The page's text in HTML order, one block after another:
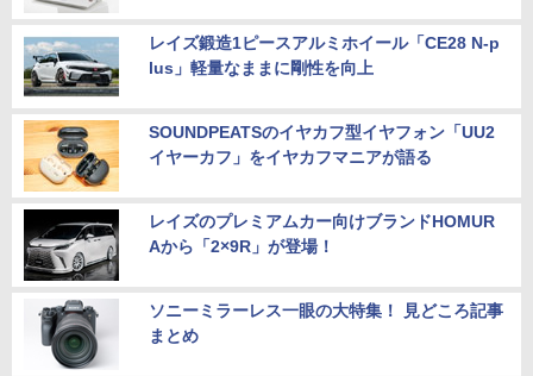
レイズ鍛造1ピースアルミホイール「CE28 N-p
lus」軽量なままに剛性を向上
SOUNDPEATSのイヤカフ型イヤフォン「UU2
イヤーカフ」をイヤカフマニアが語る
レイズのプレミアムカー向けブランドHOMUR
Aから「2×9R」が登場！
ソニーミラーレス一眼の大特集！ 見どころ記事
まとめ